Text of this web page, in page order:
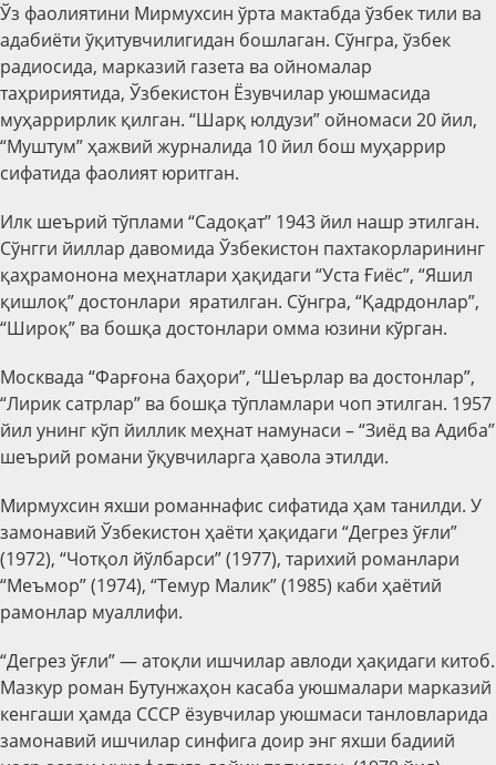
Ўз фаолиятини Мирмухсин ўрта мактабда ўзбек тили ва
адабиёти ўқитувчилигидан бошлаган. Сўнгра, ўзбек
радиосида, марказий газета ва ойномалар
таҳририятида, Ўзбекистон Ёзувчилар уюшмасида
муҳаррирлик қилган. “Шарқ юлдузи” ойномаси 20 йил,
“Муштум” ҳажвий журналида 10 йил бош муҳаррир
сифатида фаолият юритган.
Илк шеърий тўплами “Садоқат” 1943 йил нашр этилган.
Сўнгги йиллар давомида Ўзбекистон пахтакорларининг
қаҳрамонона меҳнатлари ҳақидаги “Уста Ғиёс”, “Яшил
қишлоқ” достонлари яратилган. Сўнгра, “Қадрдонлар”,
“Широқ” ва бошқа достонлари омма юзини кўрган.
Москвада “Фарғона баҳори”, “Шеърлар ва достонлар”,
“Лирик сатрлар” ва бошқа тўпламлари чоп этилган. 1957
йил унинг кўп йиллик меҳнат намунаси – “Зиёд ва Адиба”
шеърий романи ўқувчиларга ҳавола этилди.
Мирмухсин яхши романнафис сифатида ҳам танилди. У
замонавий Ўзбекистон ҳаёти ҳақидаги “Дегрез ўғли”
(1972), “Чотқол йўлбарси” (1977), тарихий романлари
“Меъмор” (1974), “Темур Малик” (1985) каби ҳаётий
рамонлар муаллифи.
“Дегрез ўғли” — атоқли ишчилар авлоди ҳақидаги китоб.
Мазкур роман Бутунжаҳон касаба уюшмалари марказий
кенгаши ҳамда СССР ёзувчилар уюшмаси танловларида
замонавий ишчилар синфига доир энг яхши бадиий